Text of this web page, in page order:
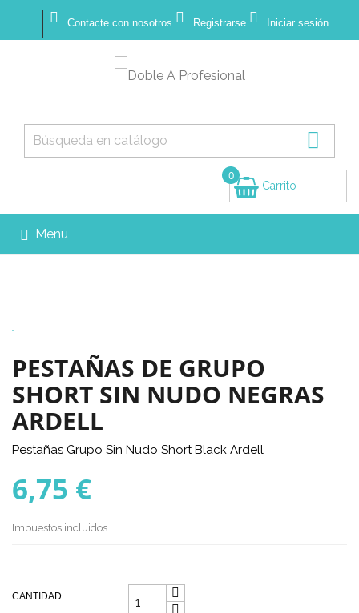
 Contacte con nosotros  Registrarse  Iniciar sesión

Carrito
0
 Menu
PESTAÑAS DE GRUPO
SHORT SIN NUDO NEGRAS
ARDELL
Pestañas Grupo Sin Nudo Short Black Ardell
6,75 €
Impuestos incluidos
CANTIDAD